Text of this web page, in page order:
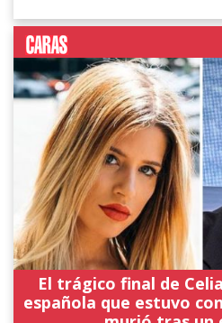
El trágico final de
española que estuvo